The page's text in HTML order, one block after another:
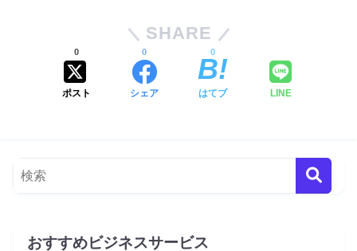
SHARE
ポスト
0
シェア
0
はてブ
0
LINE
おすすめビジネスサービス